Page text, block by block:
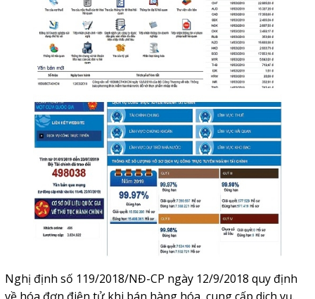
Nghị định số 119/2018/NĐ-CP ngày 12/9/2018 quy định
về hóa đơn điện tử khi bán hàng hóa, cung cấp dịch vụ.